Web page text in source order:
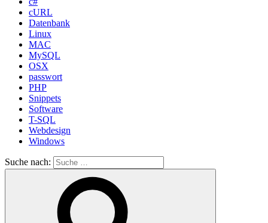
cURL
Datenbank
Linux
MAC
MySQL
OSX
passwort
PHP
Snippets
Software
T-SQL
Webdesign
Windows
Suche nach: